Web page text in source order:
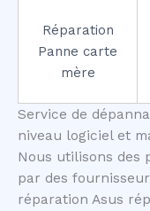
Réparation
Panne carte
mère
Service de
niveau logiciel et
Nous utilisons des
par des
réparation Asus